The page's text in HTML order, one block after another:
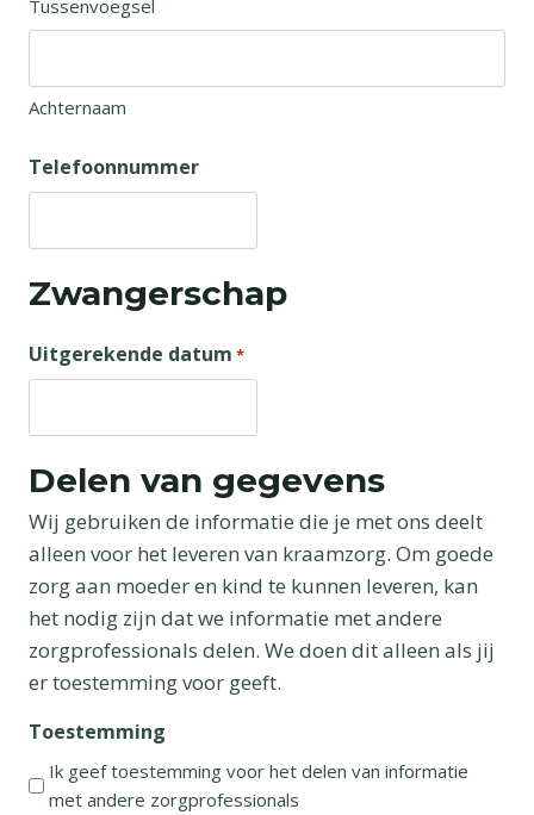
Tussenvoegsel
Achternaam
Telefoonnummer
Zwangerschap
Uitgerekende datum *
Delen van gegevens
Wij gebruiken de informatie die je met ons deelt
alleen voor het leveren van kraamzorg. Om goede
zorg aan moeder en kind te kunnen leveren, kan
het nodig zijn dat we informatie met andere
zorgprofessionals delen. We doen dit alleen als jij
er toestemming voor geeft.
Toestemming
Ik geef toestemming voor het delen van informatie
met andere zorgprofessionals